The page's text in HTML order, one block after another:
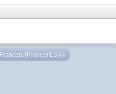
Français (France) LS v4